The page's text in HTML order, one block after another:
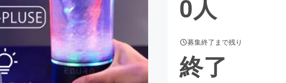
CAMPFIRE for Social GoodCAMPFIRE Creation
CAMPFIREふるさと納税machi-ya コミュニティ
0人
募集終了まで残り
終了